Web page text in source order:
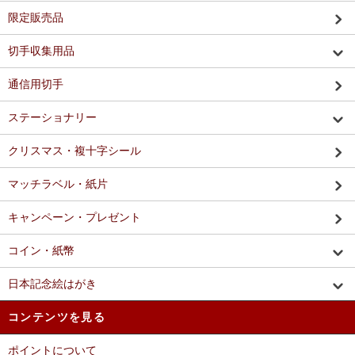
限定販売品
切手収集用品
通信用切手
ステーショナリー
クリスマス・複十字シール
マッチラベル・紙片
キャンペーン・プレゼント
コイン・紙幣
日本記念絵はがき
コンテンツを見る
ポイントについて